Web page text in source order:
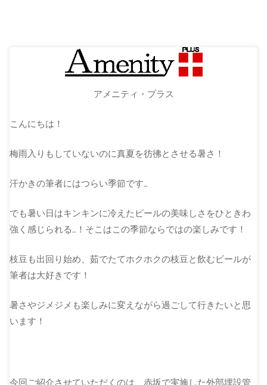
アメニティ・プラス
こんにちは！
梅雨入りもしていないのに真夏を彷彿とさせる暑さ！
汗かきの筆者にはつらい季節です…
でも暑い日はキンキンに冷えたビールの美味しさをひときわ
強く感じられる…！そこはこの季節ならではの楽しみです！
枝豆も出回り始め、茹でたてホクホクの枝豆と飲むビールが
筆者は大好きです！
暑さやジメジメも楽しみに変えながら過ごして行きたいと思
います！
今回ご紹介させていただくのは、赤坂で実施した外部埋設管